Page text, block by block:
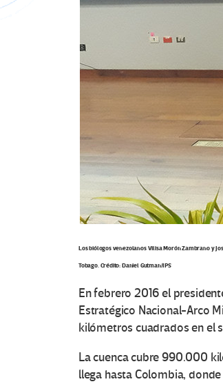
Los biólogos venezolanos Vilisa Morón Zambrano y
Tobago. Crédito: Daniel Gutman/IPS
En febrero 2016 el
Estratégico Nacional-Arco
kilómetros cuadrados en el
La cuenca cubre 990.000
llega hasta Colombia,